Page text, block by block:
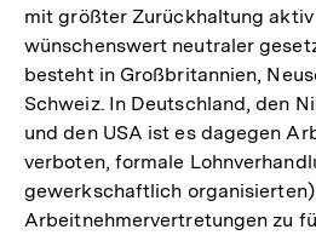
mit größter Zurückhaltung aktiv
wünschenswert neutraler
besteht in Großbritannien,
Schweiz. In Deutschland, den
und den USA ist es dagegen
verboten, formale
gewerkschaftlich
Arbeitnehmervertretungen zu